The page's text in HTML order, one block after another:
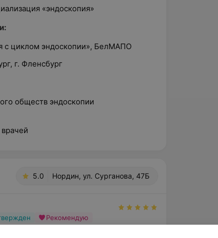
«эндоскопия»
с циклом эндоскопии», БелМАПО
г. Фленсбург
обществ эндоскопии
5.0 Нордин, ул. Сурганова, 47Б
Рекомендую
искреннюю благодарность врачу